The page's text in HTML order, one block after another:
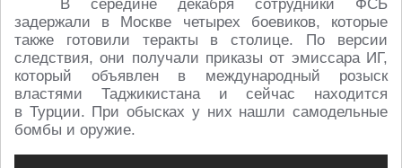
В середине декабря сотрудники ФСБ
задержали в Москве четырех боевиков, которые
также готовили теракты в столице. По версии
следствия, они получали приказы от эмиссара ИГ,
который объявлен в международный розыск
властями Таджикистана и сейчас находится
в Турции. При обысках у них нашли самодельные
бомбы и оружие.